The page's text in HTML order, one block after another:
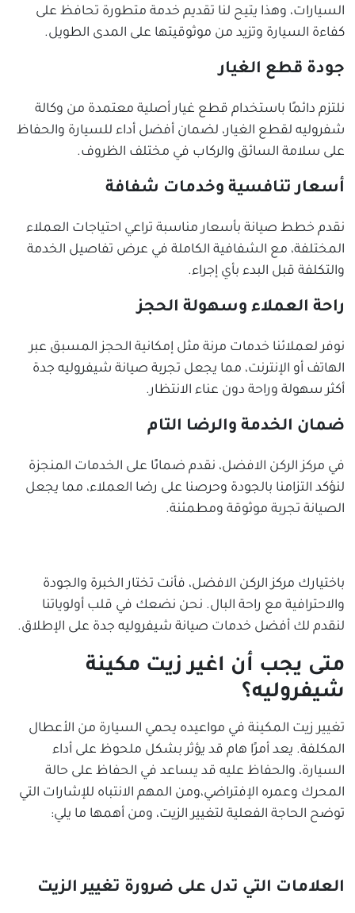
السيارات، وهذا يتيح لنا تقديم خدمة متطورة تحافظ على
كفاءة السيارة وتزيد من موثوقيتها على المدى الطويل.
جودة قطع الغيار
نلتزم دائمًا باستخدام قطع غيار أصلية معتمدة من وكالة
شفروليه لقطع الغيار، لضمان أفضل أداء للسيارة والحفاظ
على سلامة السائق والركاب في مختلف الظروف.
أسعار تنافسية وخدمات شفافة
نقدم خطط صيانة بأسعار مناسبة تراعي احتياجات العملاء
المختلفة، مع الشفافية الكاملة في عرض تفاصيل الخدمة
والتكلفة قبل البدء بأي إجراء.
راحة العملاء وسهولة الحجز
نوفر لعملائنا خدمات مرنة مثل إمكانية الحجز المسبق عبر
الهاتف أو الإنترنت، مما يجعل تجربة صيانة شيفروليه جدة
أكثر سهولة وراحة دون عناء الانتظار.
ضمان الخدمة والرضا التام
في مركز الركن الافضل، نقدم ضمانًا على الخدمات المنجزة
لنؤكد التزامنا بالجودة وحرصنا على رضا العملاء، مما يجعل
الصيانة تجربة موثوقة ومطمئنة.
باختيارك مركز الركن الافضل، فأنت تختار الخبرة والجودة
والاحترافية مع راحة البال. نحن نضعك في قلب أولوياتنا
لنقدم لك أفضل خدمات صيانة شيفروليه جدة على الإطلاق.
متى يجب أن اغير زيت مكينة
شيفروليه؟
تغيير زيت المكينة في مواعيده يحمي السيارة من الأعطال
المكلفة. يعد أمرًا هام قد يؤثر بشكل ملحوظ على أداء
السيارة، والحفاظ عليه قد يساعد في الحفاظ على حالة
المحرك وعمره الإفتراضي،ومن المهم الانتباه للإشارات التي
توضح الحاجة الفعلية لتغيير الزيت، ومن أهمها ما يلي:
العلامات التي تدل على ضرورة تغيير الزيت